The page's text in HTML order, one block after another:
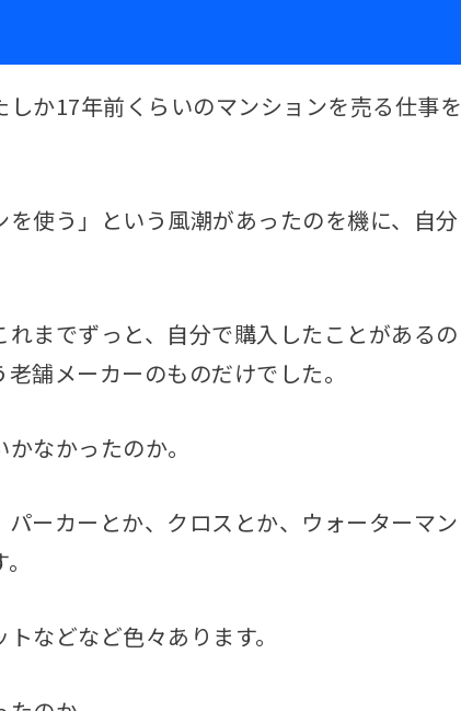
か17年前くらいのマンションを売る仕事を
を使う」という風潮があったのを機に、自分
までずっと、自分で購入したことがあるの
舗メーカーのものだけでした。
なかったのか。
ーカーとか、クロスとか、ウォーターマン
などなど色々あります。